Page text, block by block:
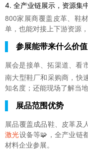
4. 全产业链展示，资源集
800家展商覆盖皮革、鞋
单，也能对接上下游资源
参展能带来什么价值
展会是接单、拓渠道、看
南大型鞋厂和采购商，快
知名度；还能现场了解当
展品范围优势
展品覆盖成品鞋、皮革及
激光设备等🧩，全产业链
材料企业参展。